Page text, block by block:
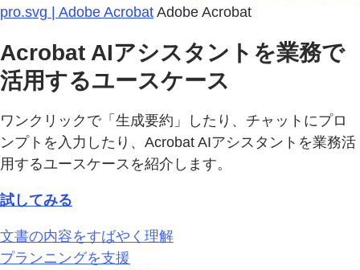
pro.svg | Adobe Acrobat Adobe Acrobat
Acrobat AIアシスタントを業務で
活用するユースケース
ワンクリックで「生成要約」したり、チャットにプロ
ンプトを入力したり、Acrobat AIアシスタントを業務活
用するユースケースを紹介します。
試してみる
文書の内容をすばやく理解
プランニングを支援